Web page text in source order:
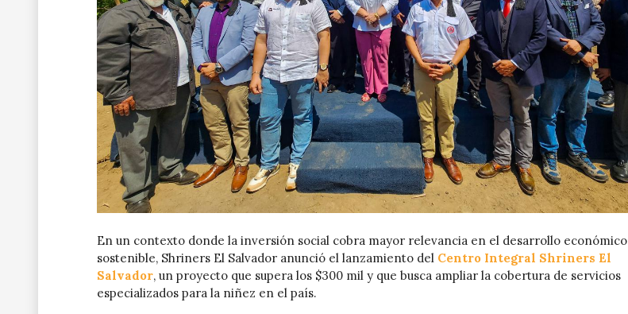
En un contexto donde la inversión social cobra mayor relevancia en el desarrollo económico
sostenible, Shriners El Salvador anunció el lanzamiento del Centro Integral Shriners El
Salvador, un proyecto que supera los $300 mil y que busca ampliar la cobertura de servicios
especializados para la niñez en el país.